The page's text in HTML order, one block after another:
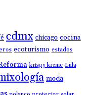
cdmx chicago cocina
ecoturismo estados
krispy kreme Lula
moda